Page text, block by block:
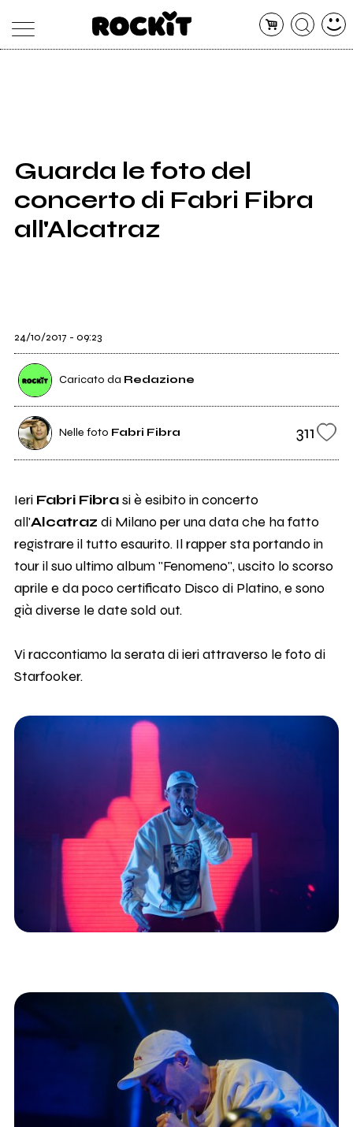
SHOP
RADIO
Guarda le foto del
concerto di Fabri Fibra
all'Alcatraz
24/10/2017 - 09:23
Caricato da Redazione
Nelle foto Fabri Fibra 311
Ieri Fabri Fibrasi è esibito in concerto
all'Alcatraz di Milano per una data che ha fatto
registrare il tutto esaurito. Il rapper sta portando in
tour il suo ultimo album "Fenomeno", uscito lo scorso
aprile e da poco certificato Disco di Platino, e sono
già diverse le date sold out.
Vi raccontiamo la serata di ieri attraverso le foto di
Starfooker.